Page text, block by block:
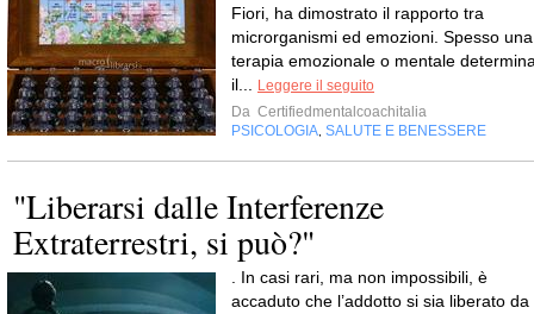
Fiori, ha dimostrato il rapporto tra
microrganismi ed emozioni. Spesso una
terapia emozionale o mentale
il...
Leggere il seguito
Da Certifiedmentalcoachitalia
PSICOLOGIA SALUTE E BENESSERE
"Liberarsi dalle Interferenze
Extraterrestri, si può?"
. In casi rari, ma non impossibili, è
accaduto che l’addotto si sia liberato da